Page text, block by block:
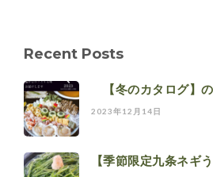
Recent Posts
【冬のカタログ】
2023年12月14日
【季節限定九条ネギ